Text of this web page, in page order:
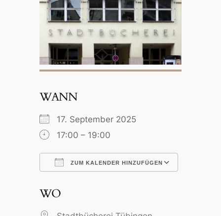
WANN
17. September 2025
17:00 – 19:00
ZUM KALENDER HINZUFÜGEN
WO